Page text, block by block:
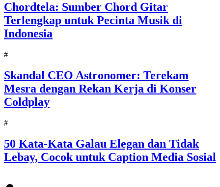
Chordtela: Sumber Chord Gitar
Terlengkap untuk Pecinta Musik di
Indonesia
#
Skandal CEO Astronomer: Terekam
Mesra dengan Rekan Kerja di Konser
Coldplay
#
50 Kata-Kata Galau Elegan dan Tidak
Lebay, Cocok untuk Caption Media Sosial